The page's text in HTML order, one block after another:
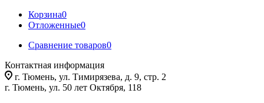
Корзина0
Отложенные0
Сравнение товаров0
Контактная информация
г. Тюмень, ул. Тимирязева, д. 9, стр. 2
г. Тюмень, ул. 50 лет Октября, 118